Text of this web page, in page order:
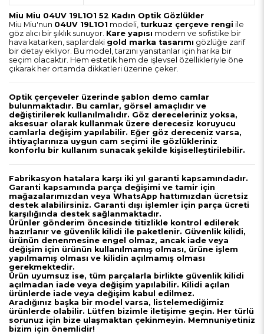
Miu Miu 04UV 19L1O1 52 Kadın Optik Gözlükler
Miu Miu'nun 04UV 19L1O1 modeli, turkuaz çerçeve rengi ile
göz alıcı bir şıklık sunuyor. Kare yapısı modern ve sofistike bir
hava katarken, saplardaki gold marka tasarımı gözlüğe zarif
bir detay ekliyor. Bu model, tarzını yansıtanlar için harika bir
seçim olacaktır. Hem estetik hem de işlevsel özellikleriyle öne
çıkarak her ortamda dikkatleri üzerine çeker.
Optik çerçeveler üzerinde şablon demo camlar
bulunmaktadır. Bu camlar, görsel amaçlıdır ve
değiştirilerek kullanılmalıdır. Göz dereceleriniz yoksa,
aksesuar olarak kullanmak üzere derecesiz koruyucu
camlarla değişim yapılabilir. Eğer göz dereceniz varsa,
ihtiyaçlarınıza uygun cam seçimi ile gözlükleriniz
konforlu bir kullanım sunacak şekilde kişiselleştirilebilir.
Fabrikasyon hatalara karşı iki yıl garanti kapsamındadır.
Garanti kapsamında parça değişimi ve tamir için
mağazalarımızdan veya WhatsApp hattımızdan ücretsiz
destek alabilirsiniz. Garanti dışı işlemler için parça ücreti
karşılığında destek sağlanmaktadır.
Ürünler gönderim öncesinde titizlikle kontrol edilerek
hazırlanır ve güvenlik kilidi ile paketlenir. Güvenlik kilidi,
ürünün denenmesine engel olmaz, ancak iade veya
değişim için ürünün kullanılmamış olması, ürüne işlem
yapılmamış olması ve kilidin açılmamış olması
gerekmektedir.
Ürün uyumsuz ise, tüm parçalarla birlikte güvenlik kilidi
açılmadan iade veya değişim yapılabilir. Kilidi açılan
ürünlerde iade veya değişim kabul edilmez.
Aradığınız başka bir model varsa, listelemediğimiz
ürünlerde olabilir. Lütfen bizimle iletişime geçin. Her türlü
sorunuz için bize ulaşmaktan çekinmeyin. Memnuniyetiniz
bizim için önemlidir!